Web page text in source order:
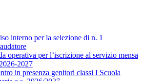
interno per la selezione di n. 1
operativa per l’iscrizione al servizio mensa
2027
in presenza genitori classi I Scuola